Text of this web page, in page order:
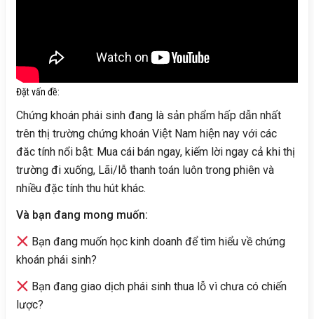
Đặt vấn đề:
Chứng khoán phái sinh đang là sản phẩm hấp dẫn nhất
trên thị trường chứng khoán Việt Nam hiện nay với các
đăc tính nổi bật: Mua cái bán ngay, kiếm lời ngay cả khi thị
trường đi xuống, Lãi/lỗ thanh toán luôn trong phiên và
nhiều đặc tính thu hút khác.
Và bạn đang mong muốn:
Bạn đang muốn học kinh doanh để tìm hiểu về chứng
khoán phái sinh?
Bạn đang giao dịch phái sinh thua lỗ vì chưa có chiến
lược?